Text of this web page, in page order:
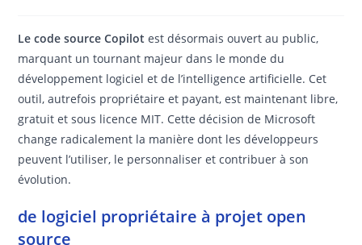
Le code source Copilot est désormais ouvert au public,
marquant un tournant majeur dans le monde du
développement logiciel et de l’intelligence artificielle. Cet
outil, autrefois propriétaire et payant, est maintenant libre,
gratuit et sous licence MIT. Cette décision de Microsoft
change radicalement la manière dont les développeurs
peuvent l’utiliser, le personnaliser et contribuer à son
évolution.
de logiciel propriétaire à projet open
source